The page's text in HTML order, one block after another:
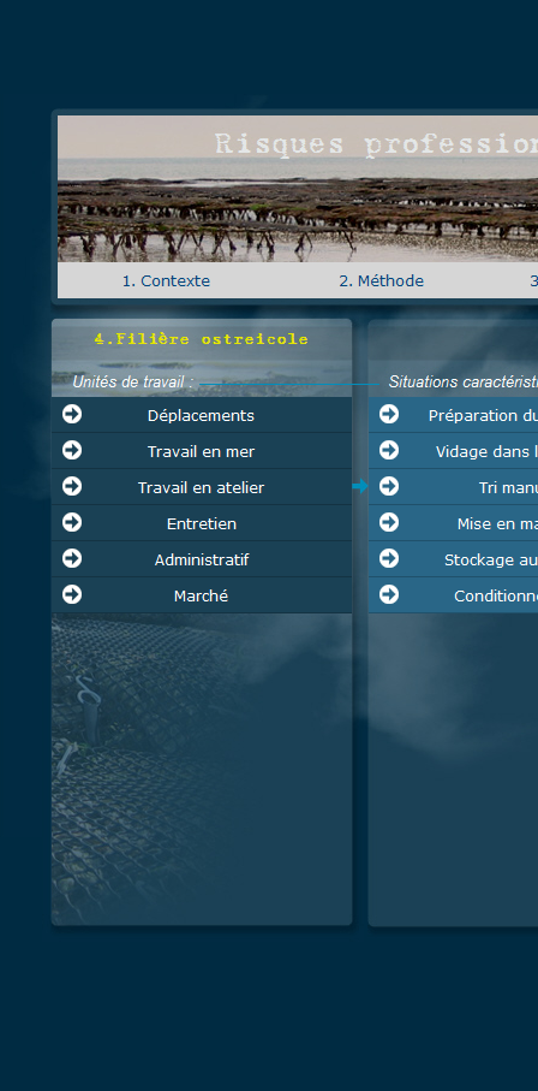
Risques
4.Filière ostreicole